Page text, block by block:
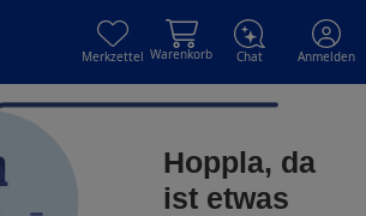
Merkzettel Warenkorb Chat Anmelden
Hoppla, da
ist etwas